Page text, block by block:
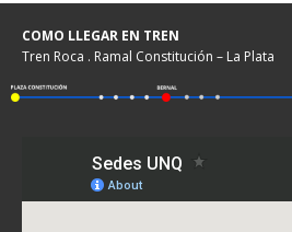
COMO LLEGAR EN TREN
Tren Roca . Ramal Constitución – La Plata